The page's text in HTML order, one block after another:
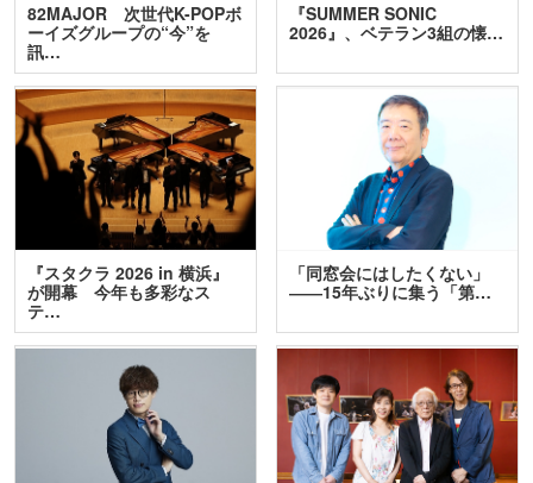
82MAJOR 次世代K-POPボ
ーイズグループの“今”を
訊…
『SUMMER SONIC
2026』、ベテラン3組の懐…
『スタクラ 2026 in 横浜』
が開幕 今年も多彩なス
テ…
「同窓会にはしたくない」
――15年ぶりに集う「第…